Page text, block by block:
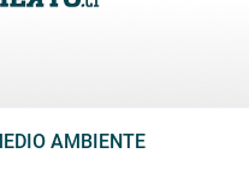
AMBIENTE